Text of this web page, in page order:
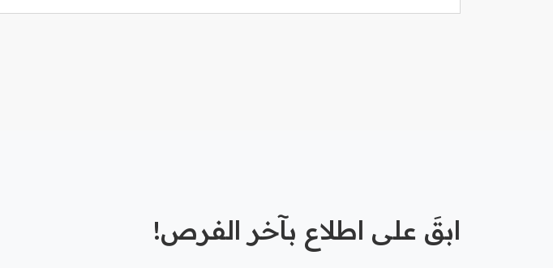
ابقَ على اطلاع بآخر الفرص!